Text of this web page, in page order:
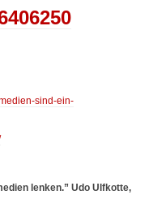
sind-ein-
lenken.” Udo Ulfkotte,